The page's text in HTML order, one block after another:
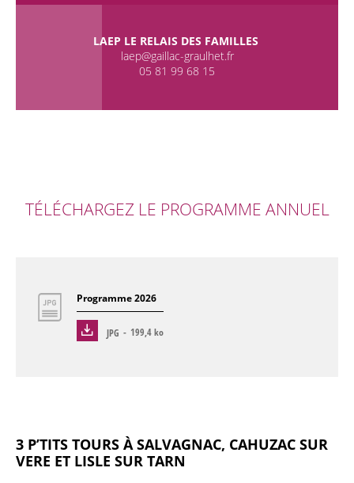
LAEP LE RELAIS DES FAMILLES
laep@gaillac-graulhet.fr
05 81 99 68 15
TÉLÉCHARGEZ LE PROGRAMME ANNUEL
Programme 2026
JPG 199,4 ko
3 P’TITS TOURS À SALVAGNAC, CAHUZAC SUR
VERE ET LISLE SUR TARN